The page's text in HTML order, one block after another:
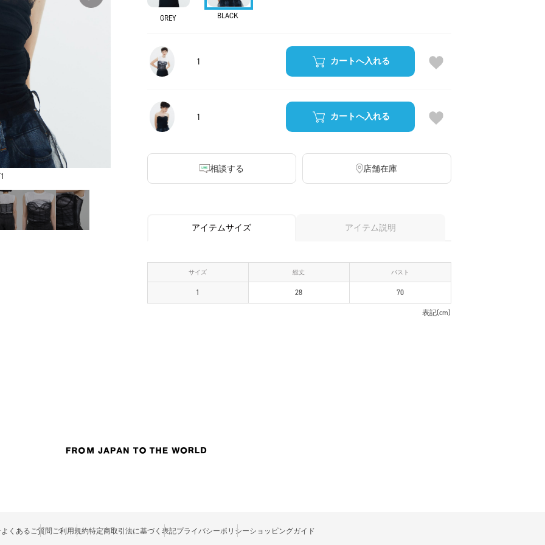
GREY BLACK
1 カートへ入れる
1 カートへ入れる
相談する 店舗在庫
アイテムサイズ アイテム説明
サイズ 総丈 バスト
1 28 70
表記(cm)
よくあるご質問ご利用規約特定商取引法に基づく表記プライバシーポリシーショッピングガイド